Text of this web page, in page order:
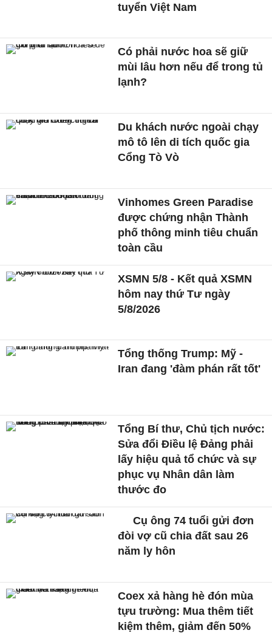
tuyển Việt Nam
Có phải nước hoa sẽ giữ
mùi lâu hơn nếu để trong tủ
lạnh?
Du khách nước ngoài chạy
mô tô lên di tích quốc gia
Cổng Tò Vò
Vinhomes Green Paradise
được chứng nhận Thành
phố thông minh tiêu chuẩn
toàn cầu
XSMN 5/8 - Kết quả XSMN
hôm nay thứ Tư ngày
5/8/2026
Tổng thống Trump: Mỹ -
Iran đang 'đàm phán rất tốt'
Tổng Bí thư, Chủ tịch nước:
Sửa đổi Điều lệ Đảng phải
lấy hiệu quả tổ chức và sự
phục vụ Nhân dân làm
thước đo
Cụ ông 74 tuổi gửi đơn
đòi vợ cũ chia đất sau 26
năm ly hôn
Coex xả hàng hè đón mùa
tựu trường: Mua thêm tiết
kiệm thêm, giảm đến 50%